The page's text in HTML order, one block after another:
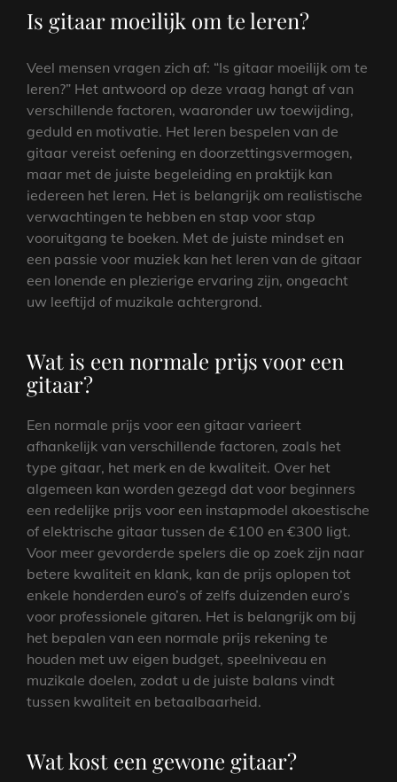
Is gitaar moeilijk om te leren?
Veel mensen vragen zich af: “Is gitaar moeilijk om te
leren?” Het antwoord op deze vraag hangt af van
verschillende factoren, waaronder uw toewijding,
geduld en motivatie. Het leren bespelen van de
gitaar vereist oefening en doorzettingsvermogen,
maar met de juiste begeleiding en praktijk kan
iedereen het leren. Het is belangrijk om realistische
verwachtingen te hebben en stap voor stap
vooruitgang te boeken. Met de juiste mindset en
een passie voor muziek kan het leren van de gitaar
een lonende en plezierige ervaring zijn, ongeacht
uw leeftijd of muzikale achtergrond.
Wat is een normale prijs voor een
gitaar?
Een normale prijs voor een gitaar varieert
afhankelijk van verschillende factoren, zoals het
type gitaar, het merk en de kwaliteit. Over het
algemeen kan worden gezegd dat voor beginners
een redelijke prijs voor een instapmodel akoestische
of elektrische gitaar tussen de €100 en €300 ligt.
Voor meer gevorderde spelers die op zoek zijn naar
betere kwaliteit en klank, kan de prijs oplopen tot
enkele honderden euro’s of zelfs duizenden euro’s
voor professionele gitaren. Het is belangrijk om bij
het bepalen van een normale prijs rekening te
houden met uw eigen budget, speelniveau en
muzikale doelen, zodat u de juiste balans vindt
tussen kwaliteit en betaalbaarheid.
Wat kost een gewone gitaar?